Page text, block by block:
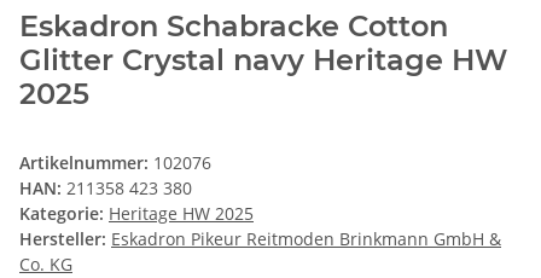
Eskadron Schabracke Cotton
Glitter Crystal navy Heritage HW
2025
Artikelnummer: 102076
HAN: 211358 423 380
Kategorie: Heritage HW 2025
Hersteller: Eskadron Pikeur Reitmoden Brinkmann GmbH &
Co. KG